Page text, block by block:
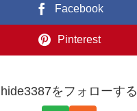
Facebook
Pinterest
hide3387をフォローする